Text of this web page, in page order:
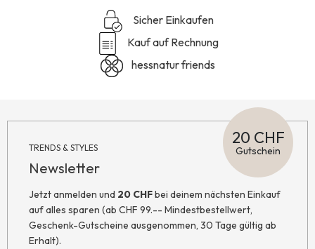
Sicher Einkaufen
Kauf auf Rechnung
hessnatur friends
TRENDS & STYLES
Newsletter
20 CHF
Gutschein
Jetzt anmelden und 20 CHFbei deinem nächsten Einkauf
auf alles sparen (ab CHF 99.-- Mindestbestellwert,
Geschenk-Gutscheine ausgenommen, 30 Tage gültig ab
Erhalt).